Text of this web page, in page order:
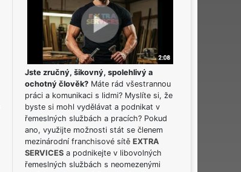
Jste zručný, šikovný, spolehlivý a
ochotný člověk? Máte rád všestrannou
práci a komunikaci s lidmi? Myslíte si, že
byste si mohl vydělávat a podnikat v
řemeslných službách a pracích? Pokud
ano, využijte možnosti stát se členem
mezinárodní franchisové sítěEXTRA
SERVICES a podnikejte v libovolných
řemeslných službách s neomezenými